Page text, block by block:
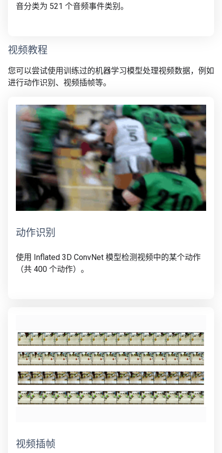
音分类为 521 个音频事件类别。
视频教程
您可以尝试使用训练过的机器学习模型处理视频数据，例如
进行动作识别、视频插帧等。
动作识别
使用 Inflated 3D ConvNet 模型检测视频中的某个动作
（共 400 个动作）。
视频插帧